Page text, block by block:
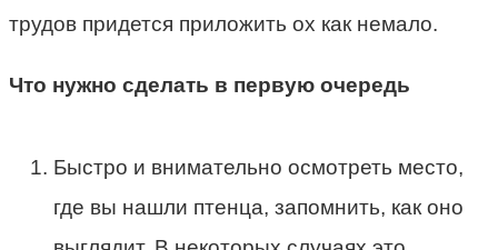
трудов придется приложить ох как немало.
Что нужно сделать в первую очередь
Быстро и внимательно осмотреть место,
где вы нашли птенца, запомнить, как оно